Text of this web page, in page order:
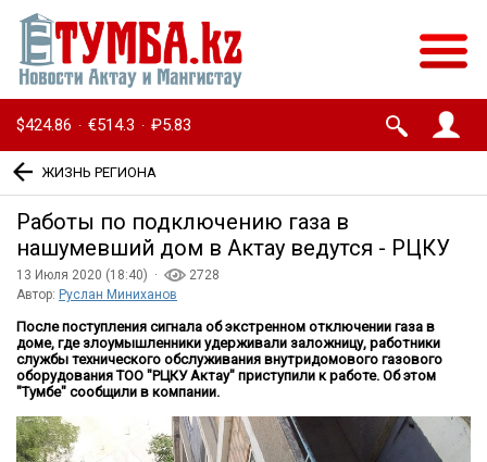
$424.86 · €514.3 · ₽5.83
ЖИЗНЬ РЕГИОНА
Работы по подключению газа в
нашумевший дом в Актау ведутся - РЦКУ
13 Июля 2020 (18:40) ·
2728
Автор: Руслан Миниханов
После поступления сигнала об экстренном отключении газа в
доме, где злоумышленники удерживали заложницу, работники
службы технического обслуживания внутридомового газового
оборудования ТОО "РЦКУ Актау" приступили к работе. Об этом
"Тумбе" сообщили в компании.